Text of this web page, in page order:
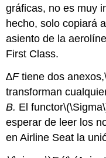
gráficas, no es muy
hecho, solo copiará
asiento de la
First Class.
∆Ftiene dos anexos,
transforman
B. El functor
esperar de leer los
en Airline Seat la